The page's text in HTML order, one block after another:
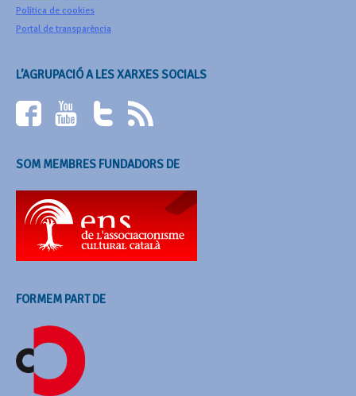
Política de cookies
Portal de transparència
L’AGRUPACIÓ A LES XARXES SOCIALS
SOM MEMBRES FUNDADORS DE
FORMEM PART DE